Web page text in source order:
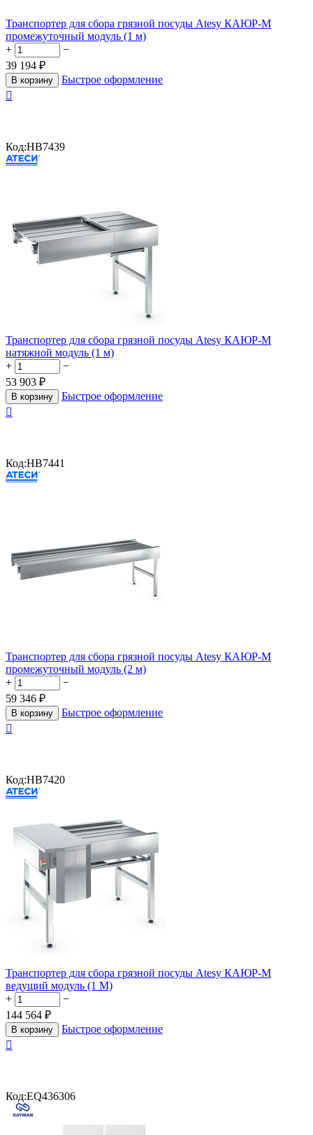
Транспортер для сбора грязной посуды Atesy КАЮР-М
промежуточный модуль (1 м)
+
−
39 194 ₽
В корзину
Быстрое оформление

Код:HB7439
Транспортер для сбора грязной посуды Atesy КАЮР-М
натяжной модуль (1 м)
+
−
53 903 ₽
В корзину
Быстрое оформление

Код:HB7441
Транспортер для сбора грязной посуды Atesy КАЮР-М
промежуточный модуль (2 м)
+
−
59 346 ₽
В корзину
Быстрое оформление

Код:HB7420
Транспортер для сбора грязной посуды Atesy КАЮР-М
ведущий модуль (1 М)
+
−
144 564 ₽
В корзину
Быстрое оформление

Код:EQ436306